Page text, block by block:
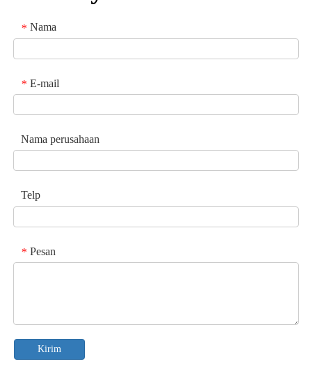
* Nama
* E-mail
Nama perusahaan
Telp
* Pesan
Kirim